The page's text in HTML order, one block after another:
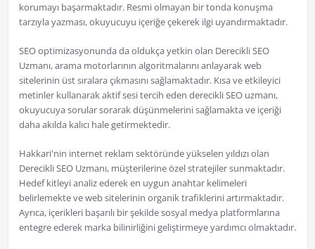
korumayı başarmaktadır. Resmi olmayan bir tonda konuşma
tarzıyla yazması, okuyucuyu içeriğe çekerek ilgi uyandırmaktadır.
SEO optimizasyonunda da oldukça yetkin olan Derecikli SEO
Uzmanı, arama motorlarının algoritmalarını anlayarak web
sitelerinin üst sıralara çıkmasını sağlamaktadır. Kısa ve etkileyici
metinler kullanarak aktif sesi tercih eden derecikli SEO uzmanı,
okuyucuya sorular sorarak düşünmelerini sağlamakta ve içeriği
daha akılda kalıcı hale getirmektedir.
Hakkari'nin internet reklam sektöründe yükselen yıldızı olan
Derecikli SEO Uzmanı, müşterilerine özel stratejiler sunmaktadır.
Hedef kitleyi analiz ederek en uygun anahtar kelimeleri
belirlemekte ve web sitelerinin organik trafiklerini artırmaktadır.
Ayrıca, içerikleri başarılı bir şekilde sosyal medya platformlarına
entegre ederek marka bilinirliğini geliştirmeye yardımcı olmaktadır.